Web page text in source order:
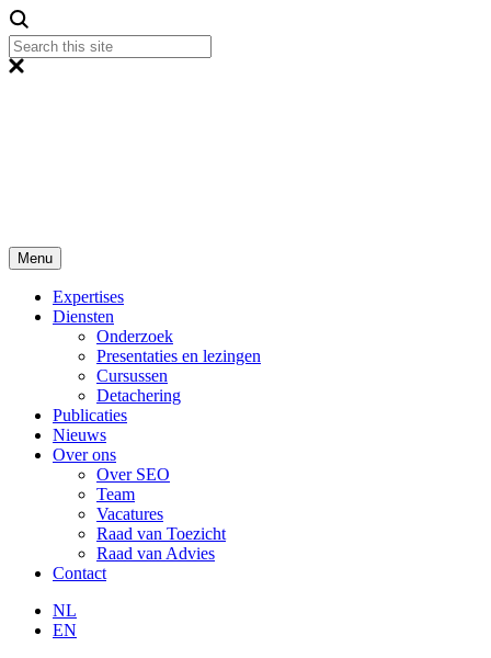
Menu
Expertises
Diensten
Onderzoek
Presentaties en lezingen
Cursussen
Detachering
Publicaties
Nieuws
Over ons
Over SEO
Team
Vacatures
Raad van Toezicht
Raad van Advies
Contact
NL
EN